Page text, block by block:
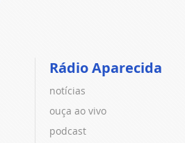
Rádio Aparecida
notícias
ouça ao vivo
podcast